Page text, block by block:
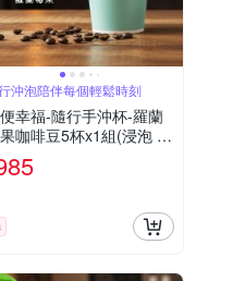
沖泡陪伴每個輕鬆時刻
幸福-隨行手沖杯-羅蘭
咖啡豆5杯x1組(浸泡 冷
咖啡杯)